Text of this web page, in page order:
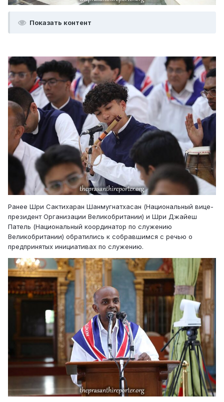
Показать контент
Ранее Шри Сактихаран Шанмугнатхасан (Национальный вице-
президент Организации Великобритании) и Шри Джайеш
Патель (Национальный координатор по служению
Великобритании) обратились к собравшимся с речью о
предпринятых инициативах по служению.